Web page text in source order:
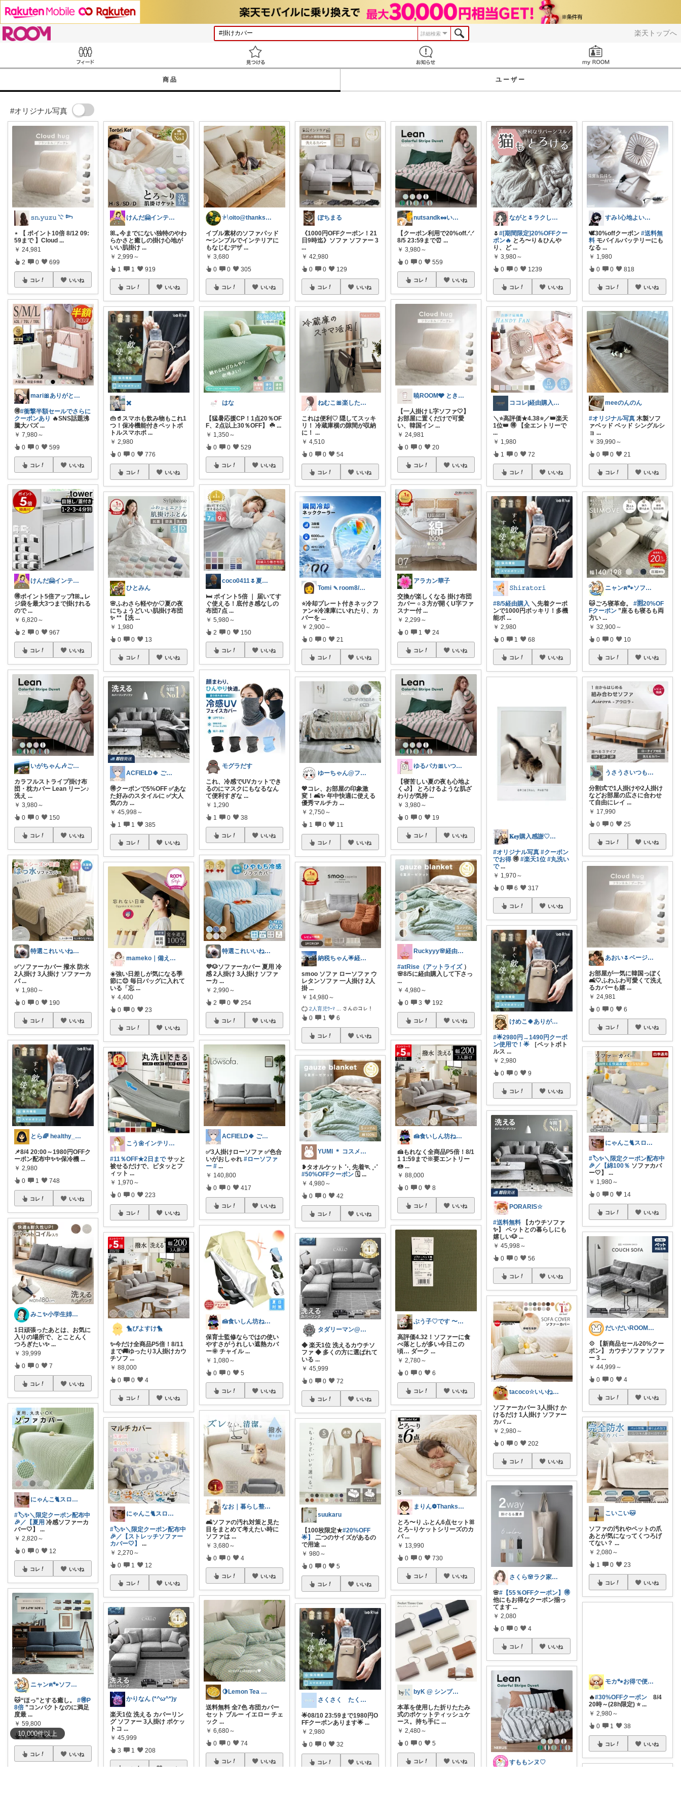
楽天トップへ
詳細検索
商品 ユーザー
#オリジナル写真
10,000件以上
𝚜𝚗.𝚢𝚞𝚣𝚞 𓇢 𓆸
⋆ 【 ポイント10倍 8/12 09:
59まで 】Cloud ...
￥ 24,981
2 0 699
コレ いいね
mari🎀ありがとうです🥹
🉐#衝撃半額セールでさらに
クーポンあり 🔥SNS話題沸
騰大バズ ...
￥ 7,980～
0 0 599
コレ いいね
けんだ🤗インテリア多め
🉐ポイント5倍アップ❗️ꕤ.｡レ
ジ袋を最大3つまで掛けれる
ので ...
￥ 6,820～
2 0 967
コレ いいね
いがちゃん🎶ご購入感謝です🎶
カラフルストライプ掛け布
団・枕カバー Lean リーン♪
洗え ...
￥ 3,980～
0 0 150
コレ いいね
特選これいいね！🅶🅰🆁🅰🅶🅴
✅ソファーカバー 撥水 防水
2人掛け 3人掛け ソファーカ
バ ...
￥ 1,980～
0 0 190
コレ いいね
とら🌈 healthy_simple
📌8/4 20:00～1980円OFFク
ーポン配布中✨✨保冷機 ...
￥ 2,980
0 1 748
コレ いいね
みこ✨小学生姉妹の母ちゃん
1日頑張ったあとは、お気に
入りの場所で、とことんく
つろぎたい✨ ...
￥ 39,999
0 0 7
コレ いいね
にゃんこ🐈スローです🐢💦
#🏷️✨＼限定クーポン配布中
🎉／【夏用 冷感ソファーカ
バー🤍】
...
￥ 2,820～
0 0 12
コレ いいね
ニャンฅ🐾ソファでくつろぐ猫🐱💕
🐱“ほっ”とする癒し。 #🉐P
8倍 ”コンパクトなのに満足
度最 ...
￥ 59,800
0 0 4
コレ いいね
けんだ🤗インテリア多め
ꕤ.｡今までにない独特のやわ
らかさと癒しの掛け心地が
いい肌掛け ...
￥ 2,999～
1 1 919
コレ いいね
✖️
👜🥤スマホも飲み物もこれ1
つ！保冷機能付きペットボ
トルスマホポ ...
￥ 2,980
0 0 776
コレ いいね
ひとみん
🌸ふわさら軽やか♡夏の夜
にちょうどいい肌掛け布団
✨ **【洗 ...
￥ 1,980
0 0 13
コレ いいね
ACFIELD🍀 ご購入感謝です
🉐クーポンで5%OFF ✅あな
た好みのスタイルに ✅大人
気のカ ...
￥ 45,998～
1 1 385
コレ いいね
mameko｜備える暮らし
☀️強い日差しが気になる季
節に😊 毎日バッグに入れて
いる「忘 ...
￥ 4,400
0 0 23
コレ いいね
こう🌼インテリアと家事＆育児グッズ
#11％OFF★2日までサッと
被せるだけで、ピタッとフ
ィット ...
￥ 1,970～
0 0 223
コレ いいね
🐤ぴよすけ🐤
✨今だけ全商品P5倍！8/11
まで🚚ゆったり3人掛けカウ
チソフ ...
￥ 88,000
0 0 4
コレ いいね
にゃんこ🐈スローです🐢💦
#🏷️✨＼限定クーポン配布中
🎉／【ストレッチソファー
カバー🤍】
...
￥ 2,270～
0 1 12
コレ いいね
かりなん (*^ω^*)y
楽天1位 洗える カバーリン
グ ソファー 3人掛け ポケッ
トコ ...
￥ 45,999
3 1 208
コレ いいね
𓍯oito@thanks ꕮ…
イブル素材のソファパッド
〜シンプルでインテリアに
もなじむデザ ...
￥ 3,680
0 0 305
コレ いいね
はな
【猛暑応援CP！1点20％OF
F、2点以上30％OFF】 ☘️ ...
￥ 1,350～
0 0 529
コレ いいね
coco0411🌷夏グッズ色々🌻
🛏 ポイント5倍 ｜ 届いてす
ぐ使える！底付き感なしの
布団7点 ...
￥ 5,980～
2 0 150
コレ いいね
モグラだす
これ、冷感でUVカットでき
るのにマスクにもなるなん
て便利すぎな ...
￥ 1,290
1 0 38
コレ いいね
特選これいいね！🅶🅰🆁🅰🅶🅴
💜🐶ソファーカバー 夏用 冷
感 2人掛け 3人掛け ソファ
ーカ ...
￥ 2,990～
2 0 254
コレ いいね
ACFIELD🍀 ご購入感謝です
✅3人掛けローソファ ✅色合
いがおしゃれ#ローソファ
ー # ...
￥ 140,800
0 0 417
コレ いいね
🍰食いしん坊ねっこ🍩毎日タロット占い
保育士監修ならではの使い
やすさがうれしい遮熱カバ
ー🌞 チャイル ...
￥ 1,080～
0 0 5
コレ いいね
なお｜暮らし整えROOM｜犬もいます🐕
🛋️ソファの汚れ対策と見た
目をまとめて考えたい時に
ソファは ...
￥ 3,680～
0 0 4
コレ いいね
🍋Lemon Tea インテリア☕️
送料無料 全7色 布団カバー
セット ブルー イエロー チェ
ック ...
￥ 6,680～
0 0 74
コレ いいね
ぽちまる
《1000円OFFクーポン！21
日9時迄》ソファ ソファー 3
...
￥ 42,980
0 0 129
コレ いいね
ねむこ🎀楽したいママの購入品ほぼオリ写
これは便利♡ 隠してスッキ
リ！ 冷蔵庫横の隙間が収納
に！...
￥ 4,510
0 0 54
コレ いいね
Tomi 🍡room8/1ありがとう
⭐️冷却プレート付きネックフ
ァン⭐️冷凍庫にいれたり、カ
バーを ...
￥ 2,900～
0 0 21
コレ いいね
ゆーちゃん@フォロワーさまから購入💕
💖コレ、お部屋の印象激
変！🛋️✨ 年中快適に使える
優秀マルチカ ...
￥ 2,750～
1 0 11
コレ いいね
納税ちゃん🌟経由購入★
smoo ソファ ローソファ ウ
レタンソファ 一人掛け 2人
掛 ...
￥ 14,980～
2人育児ﾜｰﾏ さんのコレ！
0 1 6
コレ いいね
YUMI ＊ コスメと暮らし🌱
❥︎タオルケット ⋱ 先着🏃 ⋰
#50%OFFクーポン 🗓️ ...
￥ 4,980～
0 0 42
コレ いいね
タダリーマン@はてなブロガー
◆ 楽天1位 洗えるカウチソ
ファ ◆ 多くの方に選ばれて
いる ...
￥ 45,999
0 0 72
コレ いいね
suukaru
【100枚限定★#20%OFF
🌟】
二つのサイズがあるの
で用途 ...
￥ 980～
0 0 5
コレ いいね
さくさく たくさんの訪問感謝です🙇
🌟08/10 23:59まで1980円O
FFクーポンあります🌟 ...
￥ 2,980
0 0 32
コレ いいね
nutsandk🥜いつも感謝です◡̈♡
【クーポン利用で20%off.ᐟ.ᐟ
8/5 23:59まで⏰ ...
￥ 3,980～
0 0 559
コレ いいね
暁ROOM🩶 ときめく暮らしのセレクト
【一人掛け L字ソファ🤍】
お部屋に置くだけで可愛
い、韓国イン ...
￥ 24,981
0 0 20
コレ いいね
アラカン華子
交換が楽しくなる 掛け布団
カバー ○３方が開くU字ファ
スナー付 ...
￥ 2,299～
0 1 24
コレ いいね
ゆるパカ🎀いつもありがとうございます✨
【寝苦しい夏の夜も心地よ
く🌙】 とろけるような肌ざ
わりが気持 ...
￥ 3,980～
0 0 19
コレ いいね
Ruckyyy🌸経由感謝🙇‍♀️✨
#atRise（アットライズ）
🌸8/5に経由購入して下さっ
...
￥ 4,980～
0 3 192
コレ いいね
🍰食いしん坊ねっこ🍩毎日タロット占い
🍰もれなく全商品P5倍！8/1
1 1:59まで※要エントリー
🍩 ...
￥ 88,000
0 0 8
コレ いいね
ぶう子♡です 〜感謝です〜
高評価4.32！ソファーに食
べ落としが多い今日この
頃… ダーク ...
￥ 2,780～
0 0 6
コレ いいね
まりん❁Thanks a lot‪ ❤︎
とろ〜り ふとん6点セットꕤ︎︎
とろ~りケットシリーズのカ
バ ...
￥ 13,990
0 0 730
コレ いいね
byK @ シンプル好き
本革を使用した折りたたみ
式のポケットティッシュケ
ース。持ち手に ...
￥ 2,480～
0 0 5
コレ いいね
ながと🌷ラクしてときめく暮らし
🌷#[期間限定]20%OFFクー
ポン🔥 とろ〜り＆ひんや
り、ど ...
￥ 3,980～
0 0 1239
コレ いいね
ココレ|経由購入ありがとうございます🌷
＼⭐️高評価★4.38⭐️／👑楽天
1位👑 🉐 【全エントリーで
...
￥ 1,980
1 0 72
コレ いいね
𝚂𝚑𝚒𝚛𝚊𝚝𝚘𝚛𝚒
#8/5経由購入 ＼先着クーポ
ンで1000円ポッキリ！多機
能ボ ...
￥ 2,980
0 1 68
コレ いいね
𝐊𝐞𝐲購入感謝♡オリ写と経由品のみ
#オリジナル写真 #クーポン
でお得🉐#楽天1位 #丸洗い
で ...
￥ 1,970～
0 6 317
コレ いいね
けめこ🍀ありがとうございます🤭💕
#🌟2980円→1490円クーポ
ン使用で！🌟 ［ペットボト
ルス ...
￥ 2,980
0 0 9
コレ いいね
PORARIS☆
#送料無料 【カウチソファ
✨】 ペットとの暮らしにも
嬉しい🐶 ...
￥ 45,998～
0 0 56
コレ いいね
tacoco☆いいね✨購入有難う感謝😉
ソファーカバー 3人掛け か
けるだけ 1人掛け ソファー
カバ ...
￥ 2,980～
0 0 202
コレ いいね
さくら🌸ラク家事&便利な生活雑貨🏠️
🌸#【55％OFFクーポン】🉐
他にもお得なクーポン揃っ
てます ...
￥ 2,080
0 0 4
コレ いいね
すももンヌ♡
すみ⌇心地よい暮らし🐈♡
🕊30%offクーポン#送料無
料 モバイルバッテリーにも
なる ...
￥ 1,980
0 0 818
コレ いいね
meeのんのん
#オリジナル写真 木製ソフ
ァベッド ベッド シングルシ
ョ ...
￥ 39,990～
0 0 21
コレ いいね
ニャンฅ🐾ソファでくつろぐ猫🐱💕
🐱ごろ寝革命。#🈹20%OF
Fクーポン ”座るも寝るも両
方い ...
￥ 32,900～
0 0 10
コレ いいね
うさうさいつもご訪問ありがとうです🐰✨
分割式で1人掛けや2人掛け
などお部屋の広さに合わせ
て自由にレイ ...
￥ 17,990
0 0 25
コレ いいね
あおい🌷ベージュ好き♡時短アイテム好き
お部屋が一気に韓国っぽく
🛋️🤍ふわふわ可愛くて洗え
るカバーも嬉 ...
￥ 24,981
0 0 6
コレ いいね
にゃんこ🐈スローです🐢💦
#🏷️✨＼限定クーポン配布中
🎉／【綿100％ ソファカバ
ー🤍】
...
￥ 1,980～
0 0 14
コレ いいね
だいだいROOM@整う暮らし｜インテリア
💠 【新商品セール20%クー
ポン】 カウチソファ ソファ
ー 3 ...
￥ 44,999～
0 0 4
コレ いいね
こいこい🐱
ソファの汚れやペットの爪
あとが気になってくつろげ
てない？...
￥ 2,080～
1 0 23
コレ いいね
モカ🐾お得で便利💛犬とのおうち時間
🔥 #30%OFFクーポン
20時～(28h限定) ⭐️
￥ 2,980～
0 1